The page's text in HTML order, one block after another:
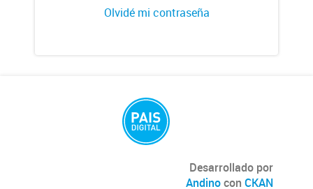
Olvidé mi contraseña
Desarrollado por
Andinocon CKAN